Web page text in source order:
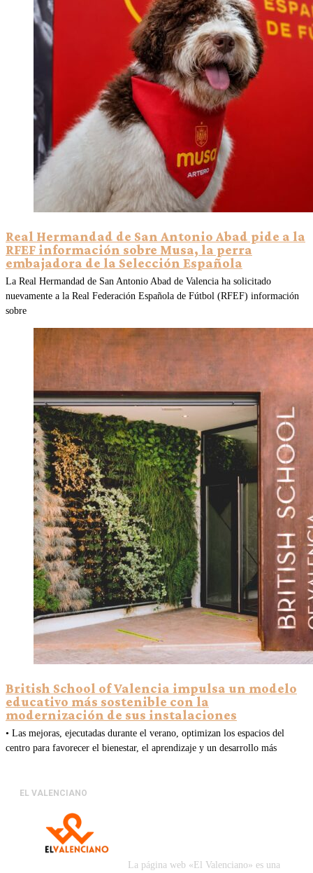
Real Hermandad de San Antonio Abad pide a la
RFEF información sobre Musa, la perra
embajadora de la Selección Española
La Real Hermandad de San Antonio Abad de Valencia ha solicitado
nuevamente a la Real Federación Española de Fútbol (RFEF) información
sobre
British School of Valencia impulsa un modelo
educativo más sostenible con la
modernización de sus instalaciones
• Las mejoras, ejecutadas durante el verano, optimizan los espacios del
centro para favorecer el bienestar, el aprendizaje y un desarrollo más
EL VALENCIANO
La página web «El Valenciano» es una